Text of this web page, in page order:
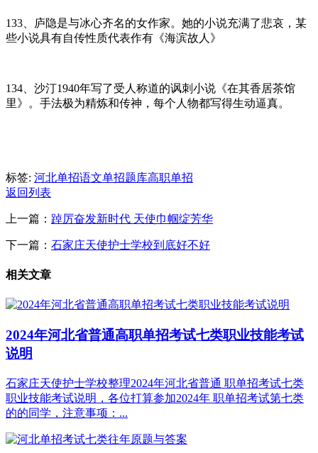
133、庐隐是与冰心齐名的女作家。她的小说充满了悲哀，某
些小说具有自传性质代表作有《海滨故人》
134、沙汀1940年写了受人称道的讽刺小说《在其香居茶馆
里》。手法极为精炼和传神，每个人物都写得生动逼真。
标签: 河北单招语文单招题库高职单招
返回列表
上一篇： 踔厉奋发新时代 天使巾帼绽芳华
下一篇： 石家庄天使护士学校到底好不好
相关文章
2024年河北省普通高职单招考试七类职业技能考试
说明
石家庄天使护士学校整理2024年河北省普通 职单招考试七类
职业技能考试说明，各位打算参加2024年 职单招考试第七类
的的同学，注意事项：...